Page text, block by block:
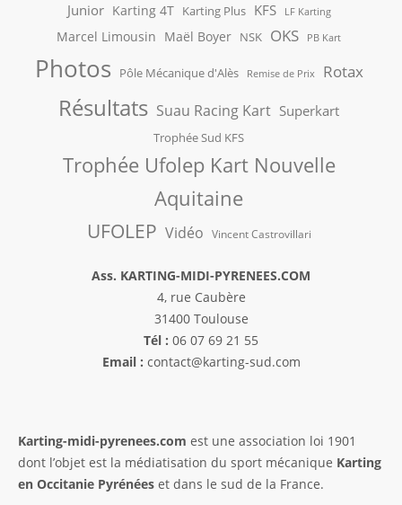
Junior Karting 4T Karting Plus KFS LF Karting
Marcel Limousin Maël Boyer NSK OKS PB Kart
Photos Pôle Mécanique d'Alès Remise de Prix Rotax
Résultats Suau Racing Kart Superkart
Trophée Sud KFS
Trophée Ufolep Kart Nouvelle
Aquitaine
UFOLEP Vidéo Vincent Castrovillari
Ass. KARTING-MIDI-PYRENEES.COM
4, rue Caubère
31400 Toulouse
Tél : 06 07 69 21 55
Email : contact@karting-sud.com
Karting-midi-pyrenees.com est une association loi 1901
dont l’objet est la médiatisation du sport mécanique Karting
en Occitanie Pyrénées et dans le sud de la France.